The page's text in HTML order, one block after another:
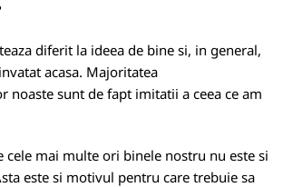
diferit la ideea de bine si, in general,
acasa. Majoritatea
noaste sunt de fapt imitatii a ceea ce am
cele mai multe ori binele nostru nu este si
este si motivul pentru care trebuie sa